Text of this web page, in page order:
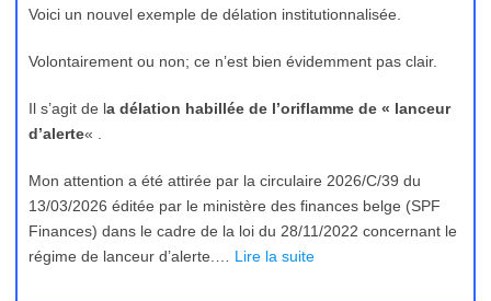
Voici un nouvel exemple de délation institutionnalisée.
Volontairement ou non; ce n’est bien évidemment pas clair.
Il s’agit de la délation habillée de l’oriflamme de « lanceur
d’alerte« .
Mon attention a été attirée par la circulaire 2026/C/39 du
13/03/2026 éditée par le ministère des finances belge (SPF
Finances) dans le cadre de la loi du 28/11/2022 concernant le
régime de lanceur d’alerte.… Lire la suite